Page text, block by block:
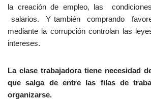
la creación de empleo, las
salarios. Y también comprando
mediante la corrupción controlan las
intereses.
La clase trabajadora tiene necesidad
que salga de entre las filas de
organizarse.